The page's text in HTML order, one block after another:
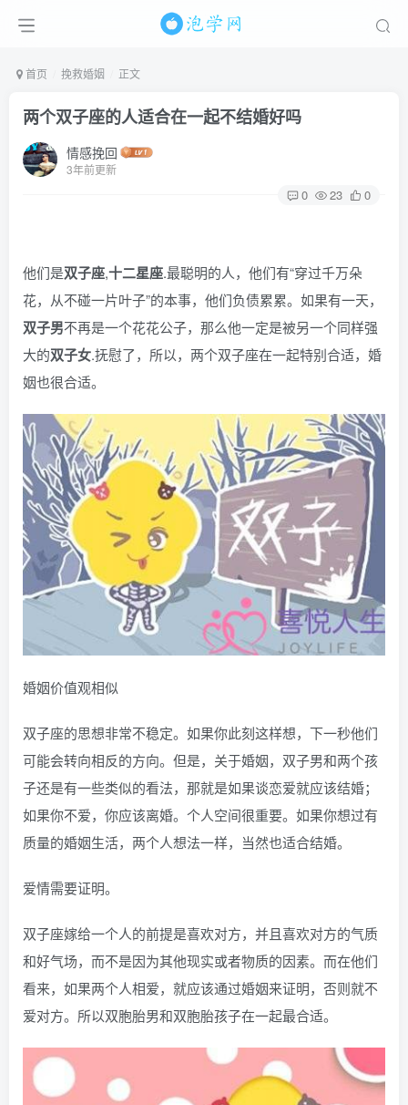
首页 挽救婚姻 正文
两个双子座的人适合在一起不结婚好吗
情感挽回
3年前更新
0 23 0
他们是双子座,十二星座.最聪明的人，他们有“穿过千万朵
花，从不碰一片叶子”的本事，他们负债累累。如果有一天，
双子男不再是一个花花公子，那么他一定是被另一个同样强
大的双子女.抚慰了，所以，两个双子座在一起特别合适，婚
姻也很合适。
婚姻价值观相似
双子座的思想非常不稳定。如果你此刻这样想，下一秒他们
可能会转向相反的方向。但是，关于婚姻，双子男和两个孩
子还是有一些类似的看法，那就是如果谈恋爱就应该结婚；
如果你不爱，你应该离婚。个人空间很重要。如果你想过有
质量的婚姻生活，两个人想法一样，当然也适合结婚。
爱情需要证明。
双子座嫁给一个人的前提是喜欢对方，并且喜欢对方的气质
和好气场，而不是因为其他现实或者物质的因素。而在他们
看来，如果两个人相爱，就应该通过婚姻来证明，否则就不
爱对方。所以双胞胎男和双胞胎孩子在一起最合适。